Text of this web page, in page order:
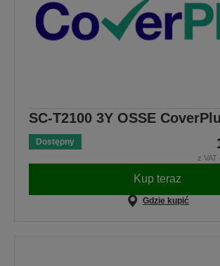
SC-T2100 3Y OSSE
Dostępny
z VAT
Kup teraz
Gdzie kupić